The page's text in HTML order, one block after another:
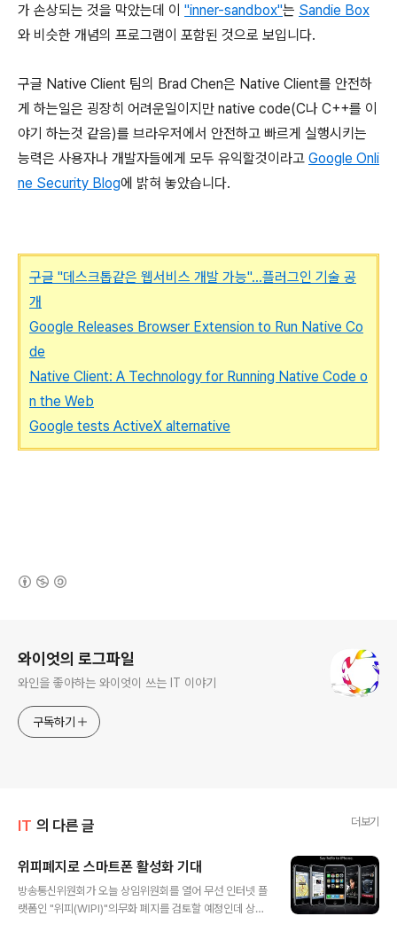
가 손상되는 것을 막았는데 이 "inner-sandbox"는 Sandie Box
와 비슷한 개념의 프로그램이 포함된 것으로 보입니다.
구글 Native Client 팀의 Brad Chen은 Native Client를 안전하
게 하는일은 굉장히 어려운일이지만 native code(C나 C++를 이
야기 하는것 같음)를 브라우저에서 안전하고 빠르게 실행시키는
능력은 사용자나 개발자들에게 모두 유익할것이라고 Google Onli
ne Security Blog에 밝혀 놓았습니다.
구글 "데스크톱같은 웹서비스 개발 가능"…플러그인 기술 공
개
Google Releases Browser Extension to Run Native Co
de
Native Client: A Technology for Running Native Code o
n the Web
Google tests ActiveX alternative
와이엇의 로그파일
와인을 좋아하는 와이엇이 쓰는 IT 이야기
구독하기
IT 의 다른 글 더보기
위피폐지로 스마트폰 활성화 기대
방송통신위원회가 오늘 상임위원회를 열어 무선 인터넷 플
랫폼인 "위피(WIPI)"의무화 폐지를 검토할 예정인데 상황